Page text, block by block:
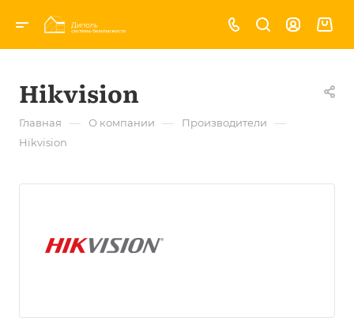
Hikvision
Главная — О компании — Производители —
Hikvision